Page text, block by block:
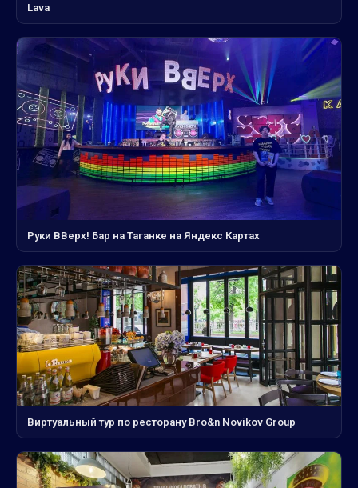
Lava
Руки ВВерх! Бар на Таганке на Яндекс Картах
Виртуальный тур по ресторану Bro&n Novikov Group